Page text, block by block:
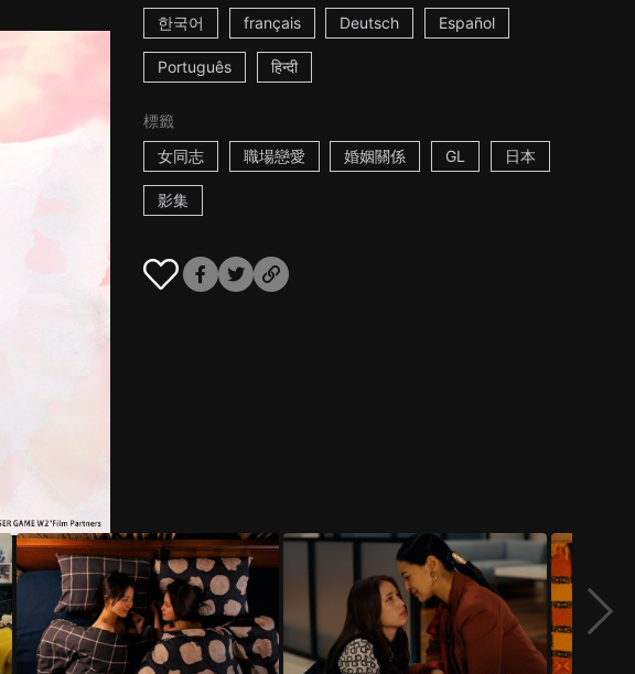
한국어 français Deutsch Español
Português हिन्दी
標籤
女同志
職場戀愛 婚姻關係 GL 日本
影集